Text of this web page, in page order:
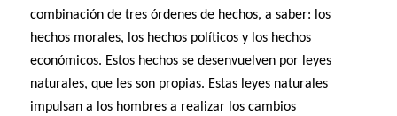
combinación de tres órdenes de hechos, a saber: los
hechos morales, los hechos políticos y los hechos
económicos. Estos hechos se desenvuelven por leyes
naturales, que les son propias. Estas leyes naturales
impulsan a los hombres a realizar los cambios